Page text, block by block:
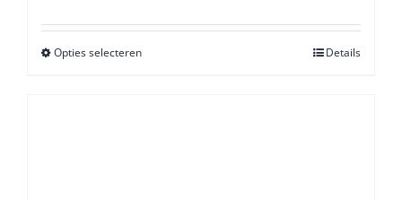
Opties selecterenDit
Details